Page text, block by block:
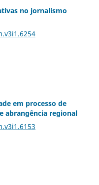
no jornalismo
em processo de
abrangência regional